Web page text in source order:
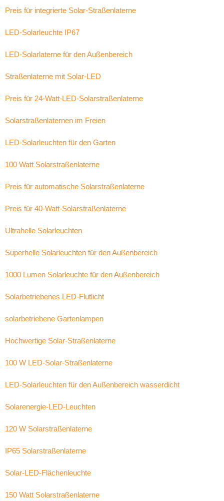
Preis für integrierte Solar-Straßenlaterne
LED-Solarleuchte IP67
LED-Solarlaterne für den Außenbereich
Straßenlaterne mit Solar-LED
Preis für 24-Watt-LED-Solarstraßenlaterne
Solarstraßenlaternen im Freien
LED-Solarleuchten für den Garten
100 Watt Solarstraßenlaterne
Preis für automatische Solarstraßenlaterne
Preis für 40-Watt-Solarstraßenlaterne
Ultrahelle Solarleuchten
Superhelle Solarleuchten für den Außenbereich
1000 Lumen Solarleuchte für den Außenbereich
Solarbetriebenes LED-Flutlicht
solarbetriebene Gartenlampen
Hochwertige Solar-Straßenlaterne
100 W LED-Solar-Straßenlaterne
LED-Solarleuchten für den Außenbereich wasserdicht
Solarenergie-LED-Leuchten
120 W Solarstraßenlaterne
IP65 Solarstraßenlaterne
Solar-LED-Flächenleuchte
150 Watt Solarstraßenlaterne